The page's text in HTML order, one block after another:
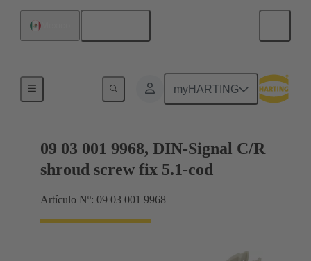
myHARTING
Terminación de placa madre a tarjeta hija
09 03 001 9968, DIN-Signal C/R
shroud screw fix 5.1-cod
Artículo Nº: 09 03 001 9968